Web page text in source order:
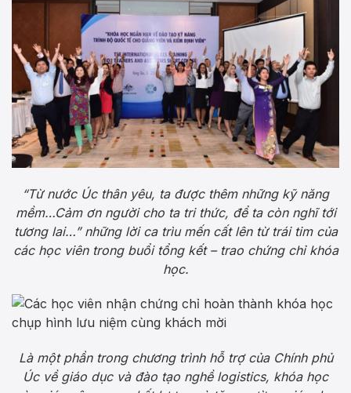
“Từ nước Úc thân yêu, ta được thêm những kỹ năng
mềm…Cảm ơn người cho ta tri thức, để ta còn nghĩ tới
tương lai…” những lời ca trìu mến cất lên từ trái tim của
các học viên trong buổi tổng kết – trao chứng chỉ khóa
học.
Là một phần trong chương trình hỗ trợ của Chính phủ
Úc về giáo dục và đào tạo nghề logistics, khóa học